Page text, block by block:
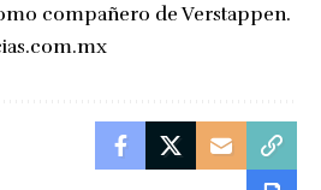
compañero de Verstappen.